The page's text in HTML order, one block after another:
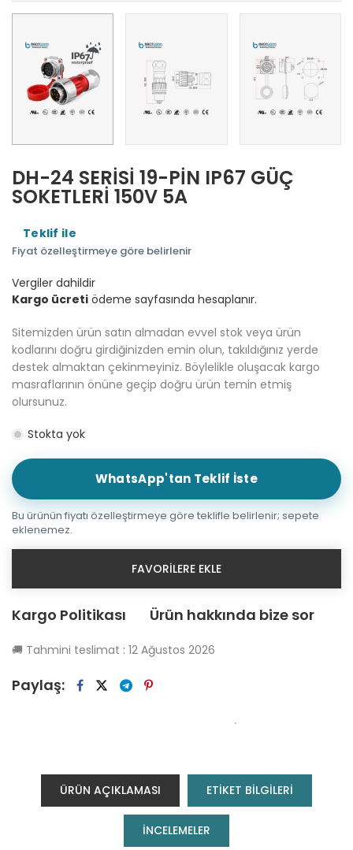
DH-24 SERİSİ 19-PİN IP67 GÜÇ
SOKETLERİ 150V 5A
Teklif ile
Fiyat özelleştirmeye göre belirlenir
Vergiler dahildir
Kargo ücreti ödeme sayfasında hesaplanır.
Sitemizden ürün satın almadan evvel stok veya ürün
kodlarını doğru girdiğinizden emin olun, takıldığınız yerde
destek almaktan çekinmeyiniz. Böylelikle oluşacak kargo
masraflarının önüne geçip doğru ürün temin etmiş
olursunuz.
Stokta yok
WhatsApp'tan Teklif İste
Bu ürünün fiyatı özelleştirmeye göre teklifle belirlenir; sepete
eklenemez.
FAVORILERE EKLE
Kargo Politikası Ürün hakkında bize sor
🚚 Tahmini teslimat : 12 Ağustos 2026
Paylaş:
ÜRÜN AÇIKLAMASI ETİKET BİLGİLERİ
INCELEMELER